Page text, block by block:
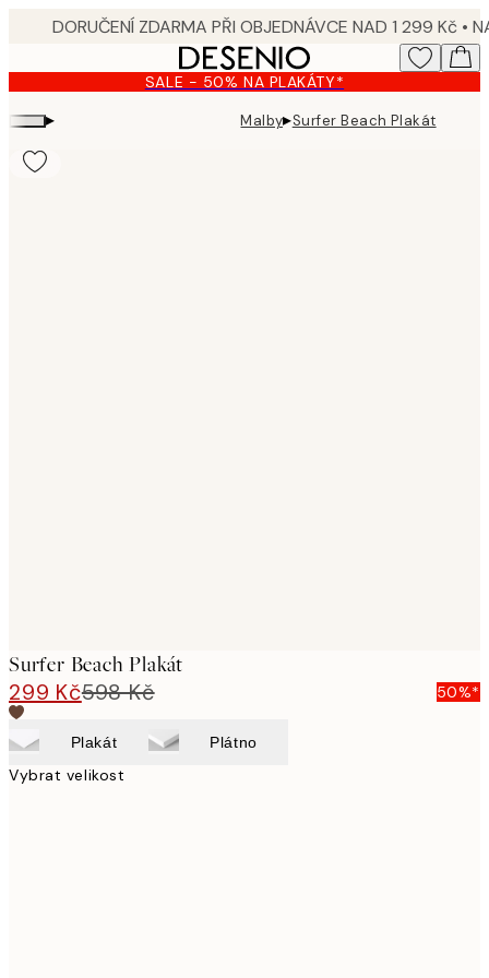
content.
SALE - 50% NA PLAKÁTY*
▸ Malby▸Surfer Beach Plakát
Surfer Beach Plakát
299 Kč598 Kč 50%*
Plakát Plátno
Vybrat velikost